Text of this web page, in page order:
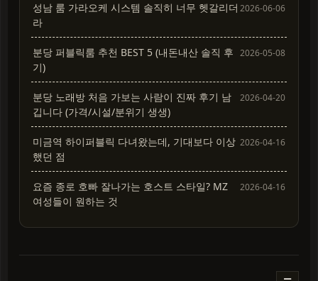
성남 룸 가라오케 시스템 솔직히 너무 헷갈리더
라
2026-06-06
분당 퍼블릭룸 추천 BEST 5 (내돈내산 솔직 후
기)
2026-05-08
분당 노래방 처음 가보는 사람이 진짜 후기 남
깁니다 (가격/시설/분위기 생생)
2026-04-20
미금역 하이퍼블릭 다녀왔는데, 기대보다 이상
했던 점
2026-04-16
요즘 종로 호빠 잘나가는 호스트 스타일? MZ
여성들이 원하는 것
2026-04-16